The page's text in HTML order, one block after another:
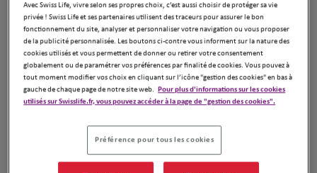
Avec Swiss Life, vivre selon ses propres choix, c’est aussi choisir de protéger sa vie
privée ! Swiss Life et ses partenaires utilisent des traceurs pour assurer le bon
fonctionnement du site, analyser et personnaliser votre navigation ou vous proposer
de la publicité personnalisée. Les boutons ci-contre vous informent sur la nature des
cookies utilisés et vous permettent de donner ou retirer votre consentement
globalement ou de paramétrer vos préférences par finalité de cookies. Vous pouvez à
tout moment modifier vos choix en cliquant sur l’icône "gestion des cookies" en bas à
gauche de chaque page de notre site web. Pour plus d'informations sur les cookies
utilisés sur Swisslife.fr, vous pouvez accéder à la page de "gestion des cookies".
Préférence pour tous les cookies